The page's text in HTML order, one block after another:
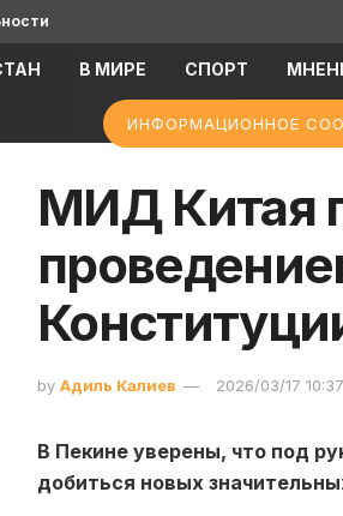
В МИРЕ СПОРТ
ИНФОРМАЦИОННОЕ
МИД Китая
by Адиль Калиев 2026/03/17 10:37
В Пекине уверены, что под
добиться новых